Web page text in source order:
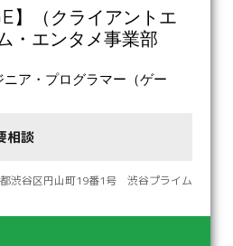
】（クライアントエ
・エンタメ事業部
ニア・プログラマー（ゲー
相談
渋谷区円山町19番1号 渋谷プライム